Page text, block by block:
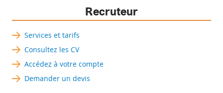
Recruteur
Services et tarifs
Consultez les CV
Accédez à votre compte
Demander un devis